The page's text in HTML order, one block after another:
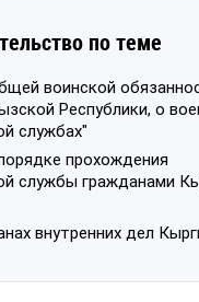
по теме
воинской
Республики, о
службах"
прохождения
службы гражданами
внутренних дел